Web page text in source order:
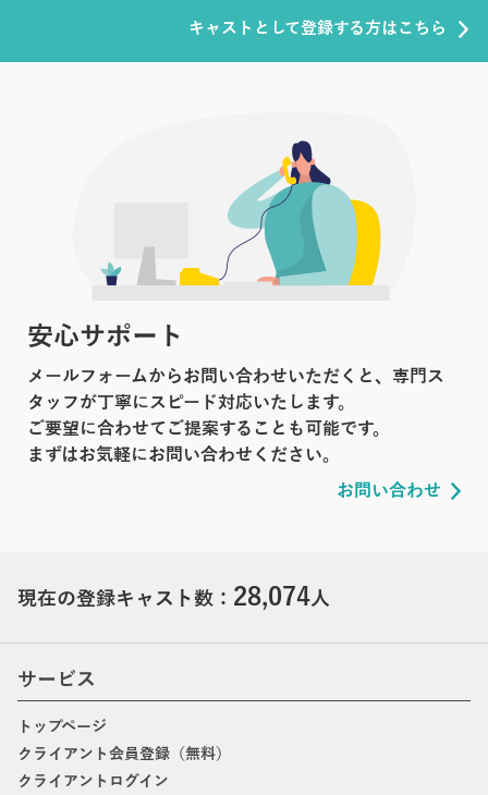
キャストとして登録する方はこちら
安心サポート
メールフォームからお問い合わせいただくと、専門ス
タッフが丁寧にスピード対応いたします。
ご要望に合わせてご提案することも可能です。
まずはお気軽にお問い合わせください。
お問い合わせ
現在の登録キャスト数： 28,074人
サービス
トップページ
クライアント会員登録（無料）
クライアントログイン